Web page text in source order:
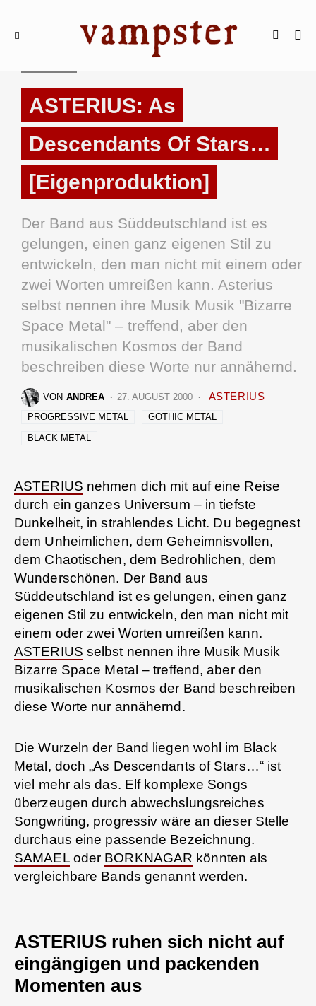
ASTERIUS: As
Descendants Of Stars…
[Eigenproduktion]
Der Band aus Süddeutschland ist es
gelungen, einen ganz eigenen Stil zu
entwickeln, den man nicht mit einem oder
zwei Worten umreißen kann. Asterius
selbst nennen ihre Musik Musik "Bizarre
Space Metal" – treffend, aber den
musikalischen Kosmos der Band
beschreiben diese Worte nur annähernd.
VON ANDREA 27. AUGUST 2000 ASTERIUS
PROGRESSIVE METAL
GOTHIC METAL
BLACK METAL
ASTERIUS nehmen dich mit auf eine Reise
durch ein ganzes Universum – in tiefste
Dunkelheit, in strahlendes Licht. Du begegnest
dem Unheimlichen, dem Geheimnisvollen,
dem Chaotischen, dem Bedrohlichen, dem
Wunderschönen. Der Band aus
Süddeutschland ist es gelungen, einen ganz
eigenen Stil zu entwickeln, den man nicht mit
einem oder zwei Worten umreißen kann.
ASTERIUS selbst nennen ihre Musik Musik
Bizarre Space Metal – treffend, aber den
musikalischen Kosmos der Band beschreiben
diese Worte nur annähernd.
Die Wurzeln der Band liegen wohl im Black
Metal, doch „As Descendants of Stars…“ ist
viel mehr als das. Elf komplexe Songs
überzeugen durch abwechslungsreiches
Songwriting, progressiv wäre an dieser Stelle
durchaus eine passende Bezeichnung.
SAMAELoder BORKNAGAR könnten als
vergleichbare Bands genannt werden.
ASTERIUS ruhen sich nicht auf
eingängigen und packenden
Momenten aus